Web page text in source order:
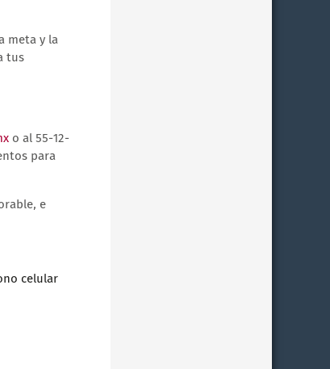
meta y la
tus
o al 55-12-
para
e
celular